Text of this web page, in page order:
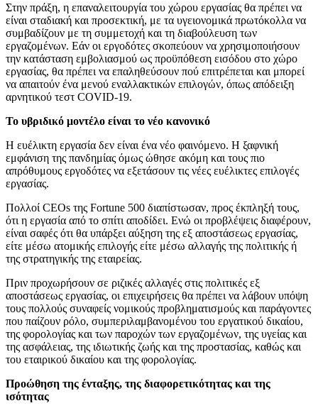
Στην πράξη, η επαναλειτουργία του χώρου εργασίας θα πρέπει να
είναι σταδιακή και προσεκτική, με τα υγειονομικά πρωτόκολλα να
συμβαδίζουν με τη συμμετοχή και τη διαβούλευση των
εργαζομένων. Εάν οι εργοδότες σκοπεύουν να χρησιμοποιήσουν
την κατάσταση εμβολιασμού ως προϋπόθεση εισόδου στο χώρο
εργασίας, θα πρέπει να επαληθεύσουν πού επιτρέπεται και μπορεί
να απαιτούν ένα μενού εναλλακτικών επιλογών, όπως απόδειξη
αρνητικού τεστ COVID-19.
Το υβριδικό μοντέλο είναι το νέο κανονικό
Η ευέλικτη εργασία δεν είναι ένα νέο φαινόμενο. Η ξαφνική
εμφάνιση της πανδημίας όμως ώθησε ακόμη και τους πιο
απρόθυμους εργοδότες να εξετάσουν τις νέες ευέλικτες επιλογές
εργασίας.
Πολλοί CEOs της Fortune 500 διαπίστωσαν, προς έκπληξή τους,
ότι η εργασία από το σπίτι αποδίδει. Ενώ οι προβλέψεις διαφέρουν,
είναι σαφές ότι θα υπάρξει αύξηση της εξ αποστάσεως εργασίας,
είτε μέσω ατομικής επιλογής είτε μέσω αλλαγής της πολιτικής ή
της στρατηγικής της εταιρείας.
Πριν προχωρήσουν σε ριζικές αλλαγές στις πολιτικές εξ
αποστάσεως εργασίας, οι επιχειρήσεις θα πρέπει να λάβουν υπόψη
τους πολλούς συναφείς νομικούς προβληματισμούς και παράγοντες
που παίζουν ρόλο, συμπεριλαμβανομένου του εργατικού δικαίου,
της φορολογίας και των παροχών των εργαζομένων, της υγείας και
της ασφάλειας, της ιδιωτικής ζωής και της προστασίας, καθώς και
του εταιρικού δικαίου και της φορολογίας.
Προώθηση της ένταξης, της διαφορετικότητας και της
ισότητας